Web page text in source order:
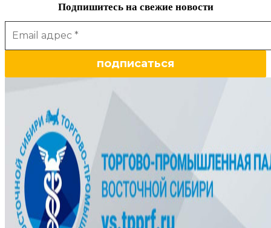
Подпишитесь на свежие новости